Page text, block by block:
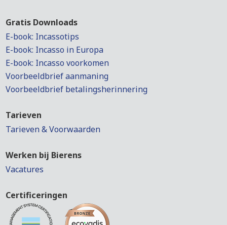
Gratis Downloads
E-book: Incassotips
E-book: Incasso in Europa
E-book: Incasso voorkomen
Voorbeeldbrief aanmaning
Voorbeeldbrief betalingsherinnering
Tarieven
Tarieven & Voorwaarden
Werken bij Bierens
Vacatures
Certificeringen